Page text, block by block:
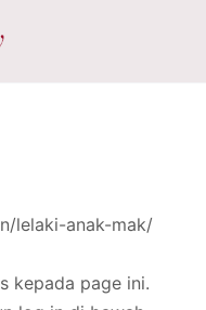
lelaki-anak-mak/
kepada page ini.